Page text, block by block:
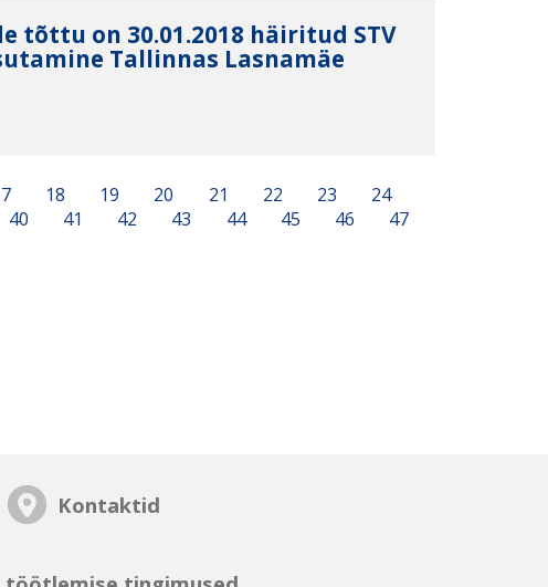
tõttu on 30.01.2018 häiritud STV
Tallinnas Lasnamäe
18 19 20 21 22 23
24
40 41 42 43 44 45 46
47
Kontaktid